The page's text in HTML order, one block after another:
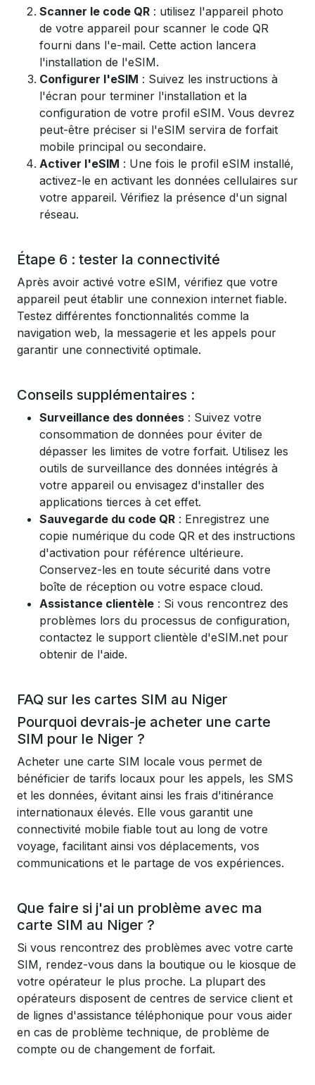
Scanner le code QR : utilisez l'appareil photo
de votre appareil pour scanner le code QR
fourni dans l'e-mail. Cette action lancera
l'installation de l'eSIM.
Configurer l'eSIM : Suivez les instructions à
l'écran pour terminer l'installation et la
configuration de votre profil eSIM. Vous devrez
peut-être préciser si l'eSIM servira de forfait
mobile principal ou secondaire.
Activer l'eSIM : Une fois le profil eSIM installé,
activez-le en activant les données cellulaires sur
votre appareil. Vérifiez la présence d'un signal
réseau.
Étape 6 : tester la connectivité
Après avoir activé votre eSIM, vérifiez que votre
appareil peut établir une connexion internet fiable.
Testez différentes fonctionnalités comme la
navigation web, la messagerie et les appels pour
garantir une connectivité optimale.
Conseils supplémentaires :
Surveillance des données : Suivez votre
consommation de données pour éviter de
dépasser les limites de votre forfait. Utilisez les
outils de surveillance des données intégrés à
votre appareil ou envisagez d'installer des
applications tierces à cet effet.
Sauvegarde du code QR : Enregistrez une
copie numérique du code QR et des instructions
d'activation pour référence ultérieure.
Conservez-les en toute sécurité dans votre
boîte de réception ou votre espace cloud.
Assistance clientèle : Si vous rencontrez des
problèmes lors du processus de configuration,
contactez le support clientèle d'eSIM.net pour
obtenir de l'aide.
FAQ sur les cartes SIM au Niger
Pourquoi devrais-je acheter une carte
SIM pour le Niger ?
Acheter une carte SIM locale vous permet de
bénéficier de tarifs locaux pour les appels, les SMS
et les données, évitant ainsi les frais d'itinérance
internationaux élevés. Elle vous garantit une
connectivité mobile fiable tout au long de votre
voyage, facilitant ainsi vos déplacements, vos
communications et le partage de vos expériences.
Que faire si j'ai un problème avec ma
carte SIM au Niger ?
Si vous rencontrez des problèmes avec votre carte
SIM, rendez-vous dans la boutique ou le kiosque de
votre opérateur le plus proche. La plupart des
opérateurs disposent de centres de service client et
de lignes d'assistance téléphonique pour vous aider
en cas de problème technique, de problème de
compte ou de changement de forfait.